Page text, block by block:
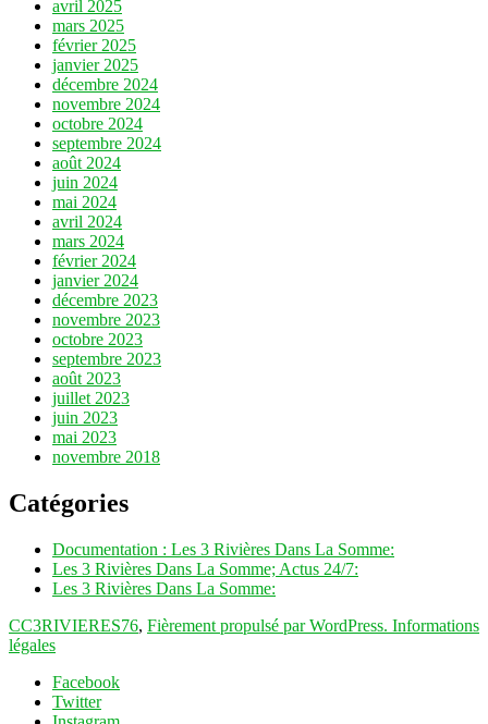
avril 2025
mars 2025
février 2025
janvier 2025
décembre 2024
novembre 2024
octobre 2024
septembre 2024
août 2024
juin 2024
mai 2024
avril 2024
mars 2024
février 2024
janvier 2024
décembre 2023
novembre 2023
octobre 2023
septembre 2023
août 2023
juillet 2023
juin 2023
mai 2023
novembre 2018
Catégories
Documentation : Les 3 Rivières Dans La Somme:
Les 3 Rivières Dans La Somme; Actus 24/7:
Les 3 Rivières Dans La Somme:
CC3RIVIERES76, Fièrement propulsé par WordPress. Informations
légales
Facebook
Twitter